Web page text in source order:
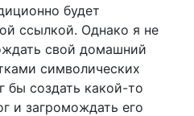
будет
ссылкой. Однако я не
свой домашний
символических
бы создать какой-то
и загромождать его